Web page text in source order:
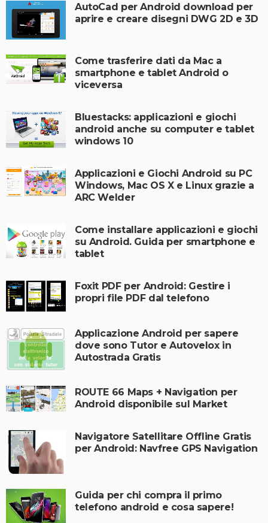
AutoCad per Android download per
aprire e creare disegni DWG 2D e 3D
Come trasferire dati da Mac a
smartphone e tablet Android o
viceversa
Bluestacks: applicazioni e giochi
android anche su computer e tablet
windows 10
Applicazioni e Giochi Android su PC
Windows, Mac OS X e Linux grazie a
ARC Welder
Come installare applicazioni e giochi
su Android. Guida per smartphone e
tablet
Foxit PDF per Android: Gestire i
propri file PDF dal telefono
Applicazione Android per sapere
dove sono Tutor e Autovelox in
Autostrada Gratis
ROUTE 66 Maps + Navigation per
Android disponibile sul Market
Navigatore Satellitare Offline Gratis
per Android: Navfree GPS Navigation
Guida per chi compra il primo
telefono android e cosa sapere!